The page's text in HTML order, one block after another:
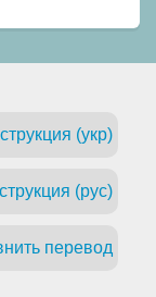
(укр)
(рус)
перевод